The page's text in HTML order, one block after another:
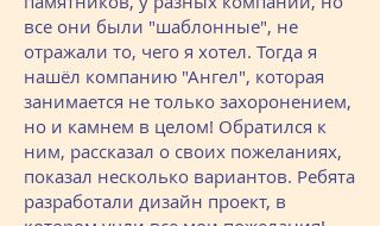
все они были "шаблонные", не
отражали то, чего я хотел. Тогда я
нашёл компанию "Ангел", которая
занимается не только захоронением,
но и камнем в целом! Обратился к
ним, рассказал о своих пожеланиях,
показал несколько вариантов. Ребята
разработали дизайн проект, в